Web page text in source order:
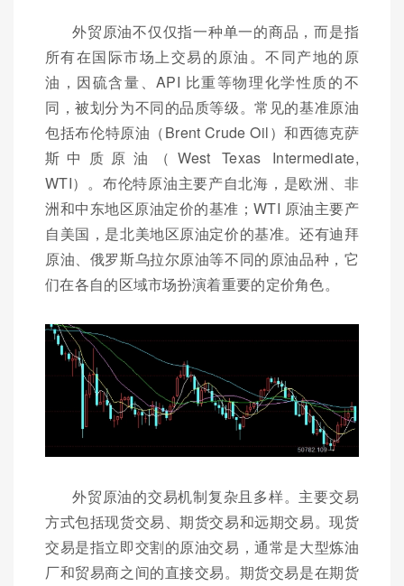
外贸原油不仅仅指一种单一的商品，而是指
所有在国际市场上交易的原油。不同产地的原
油，因硫含量、API 比重等物理化学性质的不
同，被划分为不同的品质等级。常见的基准原油
包括布伦特原油（Brent Crude Oil）和西德克萨
斯中质原油（West Texas Intermediate,
WTI）。布伦特原油主要产自北海，是欧洲、非
洲和中东地区原油定价的基准；WTI 原油主要产
自美国，是北美地区原油定价的基准。还有迪拜
原油、俄罗斯乌拉尔原油等不同的原油品种，它
们在各自的区域市场扮演着重要的定价角色。
外贸原油的交易机制复杂且多样。主要交易
方式包括现货交易、期货交易和远期交易。现货
交易是指立即交割的原油交易，通常是大型炼油
厂和贸易商之间的直接交易。期货交易是在期货